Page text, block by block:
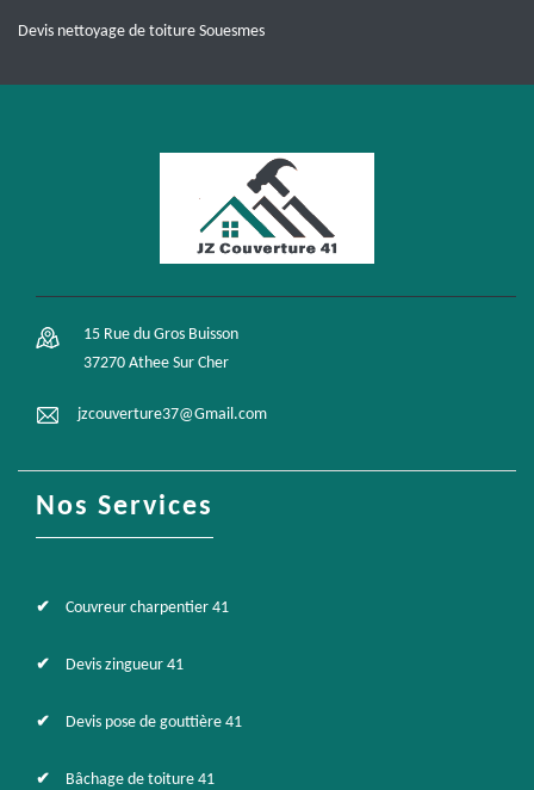
Devis nettoyage de toiture Souesmes
15 Rue du Gros Buisson
37270 Athee Sur Cher
jzcouverture37@Gmail.com
Nos Services
Couvreur charpentier 41
Devis zingueur 41
Devis pose de gouttière 41
Bâchage de toiture 41